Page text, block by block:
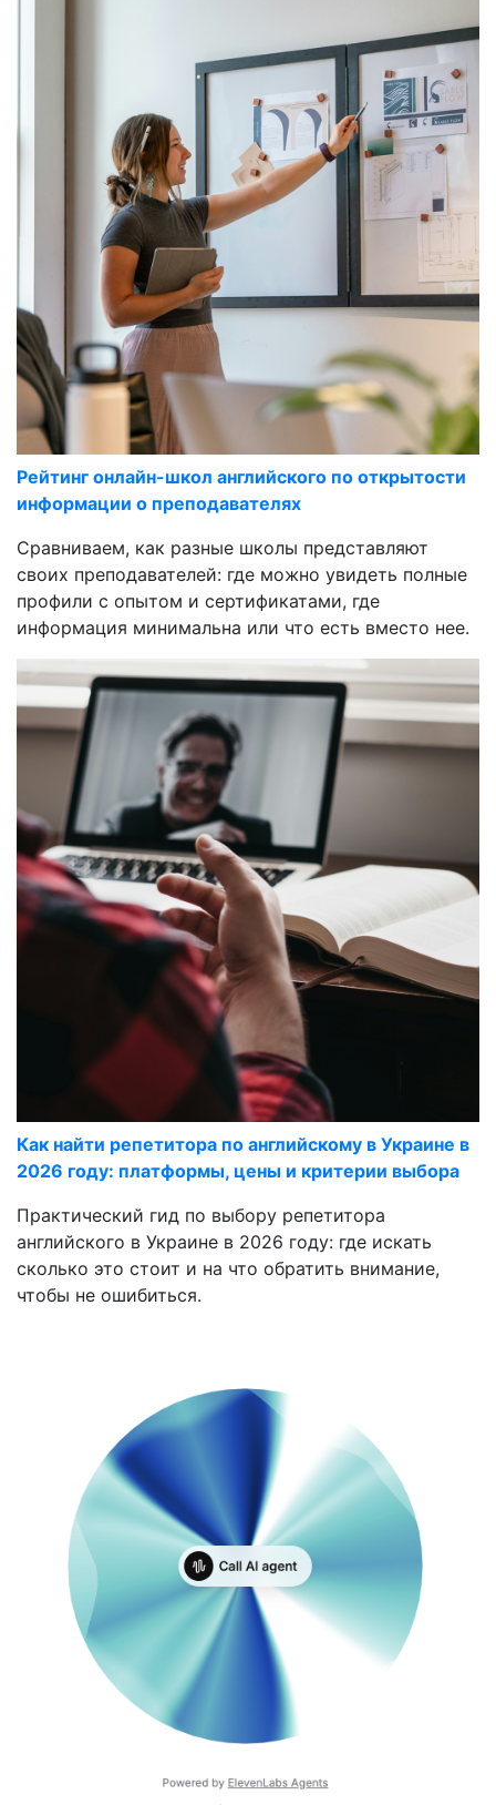
Рейтинг онлайн-школ английского по открытости
информации о преподавателях
Сравниваем, как разные школы представляют
своих преподавателей: где можно увидеть полные
профили с опытом и сертификатами, где
информация минимальна или что есть вместо нее.
Как найти репетитора по английскому в Украине в
2026 году: платформы, цены и критерии выбора
Практический гид по выбору репетитора
английского в Украине в 2026 году: где искать
сколько это стоит и на что обратить внимание,
чтобы не ошибиться.